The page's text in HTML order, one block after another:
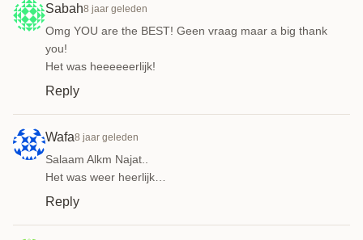
Sabah8 jaar geleden
Omg YOU are the BEST! Geen vraag maar a big thank
you!
Het was heeeeeerlijk!
Reply
Wafa8 jaar geleden
Salaam Alkm Najat..
Het was weer heerlijk…
Reply